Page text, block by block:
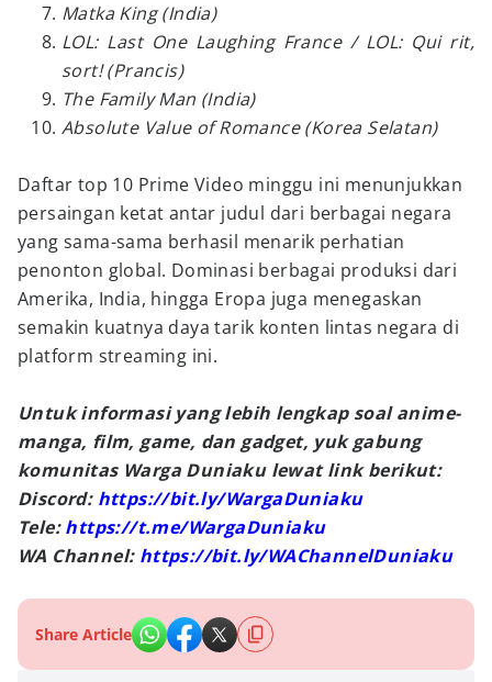
Matka King (India)
LOL: Last One Laughing France / LOL: Qui rit,
sort! (Prancis)
The Family Man (India)
Absolute Value of Romance (Korea Selatan)
Daftar top 10 Prime Video minggu ini menunjukkan
persaingan ketat antar judul dari berbagai negara
yang sama-sama berhasil menarik perhatian
penonton global. Dominasi berbagai produksi dari
Amerika, India, hingga Eropa juga menegaskan
semakin kuatnya daya tarik konten lintas negara di
platform streaming ini.
Untuk informasi yang lebih lengkap soal anime-
manga, film, game, dan gadget, yuk gabung
komunitas Warga Duniaku lewat link berikut:
Discord: https://bit.ly/WargaDuniaku
Tele:https://t.me/WargaDuniaku
WA Channel: https://bit.ly/WAChannelDuniaku
Share Article